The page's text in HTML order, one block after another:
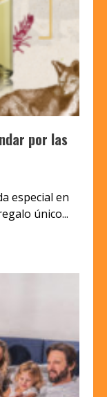
por las
especial en
único...